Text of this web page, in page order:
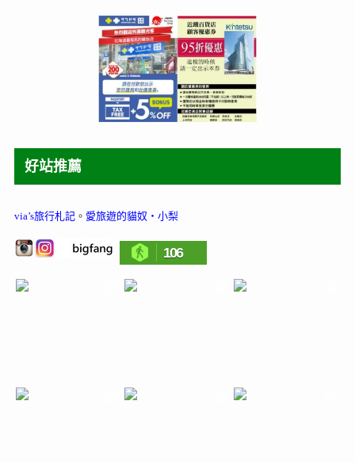
好站推薦
via’s旅行札記。 愛旅遊的貓奴‧小梨
106